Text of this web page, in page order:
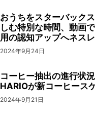
おうちをスターバック
しむ特別な時間、動画
用の認知アップへネス
2024年9月24日
コーヒー抽出の進行状
HARIOが新コーヒース
2024年9月21日